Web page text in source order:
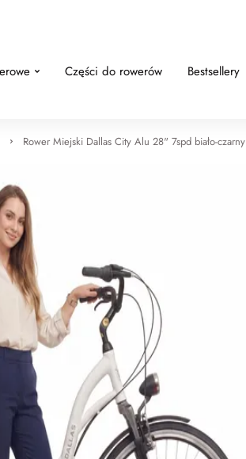
Części do rowerów Bestsellery
Rower Miejski Dallas City Alu 28" 7spd biało-czarny